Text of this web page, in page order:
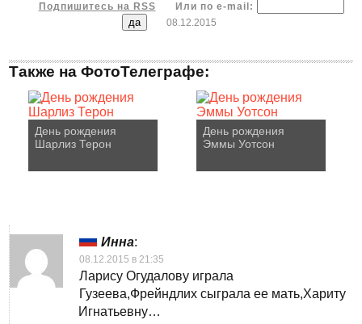
Подпишитесь на RSS
Или по e-mail:
08.12.2015
Также на ФотоТелеграфе:
День рождения
Шарлиз Терон
День рождения
Эммы Уотсон
Инна:
08.12.2015 в 21:35
Ларису Огудалову играла
Гузеева,Фрейндлих сыграла ее мать,Хариту
Игнатьевну…